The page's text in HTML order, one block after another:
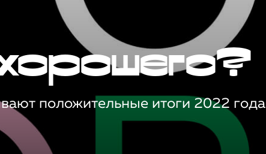
положительные итоги 2022 года